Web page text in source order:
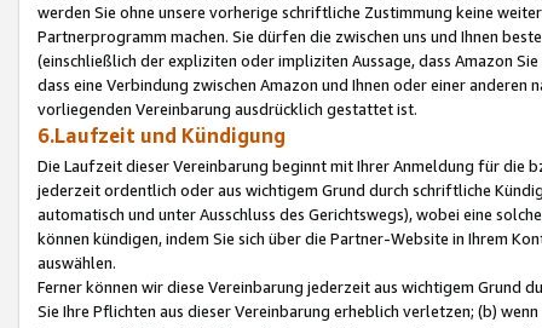
werden Sie ohne unsere vorherige schriftliche Zustimmung keine
Partnerprogramm machen. Sie dürfen die zwischen uns und Ihnen
(einschließlich der expliziten oder impliziten Aussage, dass Amazon
dass eine Verbindung zwischen Amazon und Ihnen oder einer
vorliegenden Vereinbarung ausdrücklich gestattet ist.
6.Laufzeit und Kündigung
Die Laufzeit dieser Vereinbarung beginnt mit Ihrer Anmeldung für die
jederzeit ordentlich oder aus wichtigem Grund durch schriftliche
automatisch und unter Ausschluss des Gerichtswegs), wobei eine
können kündigen, indem Sie sich über die Partner-Website in Ihrem
auswählen.
Ferner können wir diese Vereinbarung jederzeit aus wichtigem Grund
Sie Ihre Pflichten aus dieser Vereinbarung erheblich verletzen; (b)